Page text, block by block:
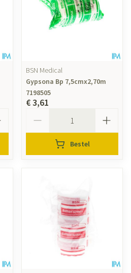
BSN Medical
Gypsona Bp 7,5cmx2,70m
7198505
€ 3,61
Bestel